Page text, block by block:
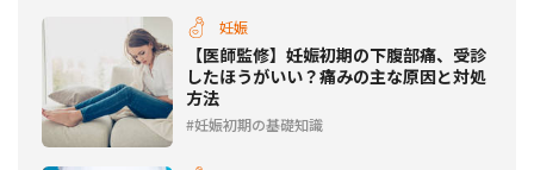
妊娠
【医師監修】妊娠初期の下腹部痛、受診
したほうがいい？痛みの主な原因と対処
方法
妊娠初期の基礎知識